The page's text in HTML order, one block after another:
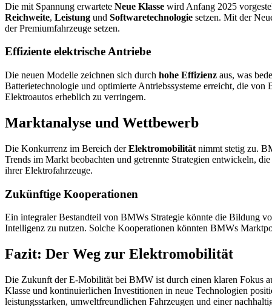
Die mit Spannung erwartete Neue Klasse wird Anfang 2025
Reichweite, Leistung und Softwaretechnologie setzen. Mit der
der Premiumfahrzeuge setzen.
Effiziente elektrische Antriebe
Die neuen Modelle zeichnen sich durch hohe Effizienz aus, was
Batterietechnologie und optimierte Antriebssysteme erreicht, die
Elektroautos erheblich zu verringern.
Marktanalyse und Wettbewerb
Die Konkurrenz im Bereich derElektromobilität nimmt stetig zu.
Trends im Markt beobachten und getrennte Strategien entwickeln,
ihrer Elektrofahrzeuge.
Zukünftige Kooperationen
Ein integraler Bestandteil von BMWs Strategie könnte die Bildung
Intelligenz zu nutzen. Solche Kooperationen könnten BMWs
Fazit: Der Weg zur Elektromobilität
Die Zukunft der E-Mobilität bei BMW ist durch einen klaren Fokus
Klasse und kontinuierlichen Investitionen in neue Technologien
leistungsstarken, umweltfreundlichen Fahrzeugen und einer